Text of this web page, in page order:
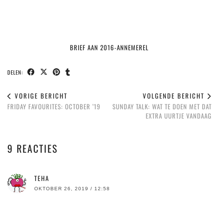
BRIEF AAN 2016-ANNEMEREL
DELEN:
VORIGE BERICHT
FRIDAY FAVOURITES: OCTOBER ’19
VOLGENDE BERICHT
SUNDAY TALK: WAT TE DOEN MET DAT
EXTRA UURTJE VANDAAG
9 REACTIES
TEHA
OKTOBER 26, 2019 / 12:58